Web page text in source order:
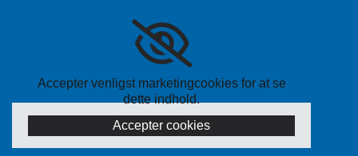
Accepter venligst marketingcookies for at se
dette indhold.
Accepter cookies